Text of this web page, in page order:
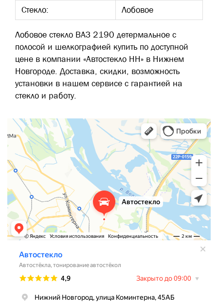
Стекло:
Лобовое
Лобовое стекло ВАЗ 2190 детермальное с
полосой и шелкографией купить по доступной
цене в компании «Автостекло НН» в Нижнем
Новгороде. Доставка, скидки, возможность
установки в нашем сервисе с гарантией на
стекло и работу.